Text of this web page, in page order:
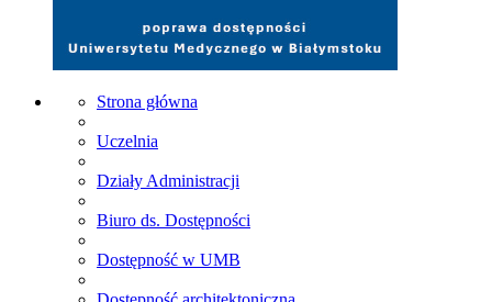
Strona główna
Uczelnia
Działy Administracji
Biuro ds. Dostępności
Dostępność w UMB